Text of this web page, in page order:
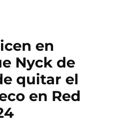
en
Nyck de
quitar el
en Red